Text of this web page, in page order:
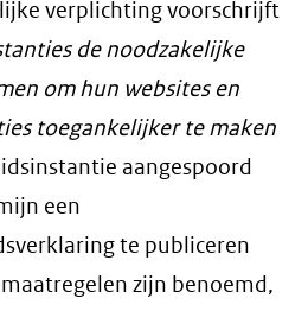
verplichting voorschrijft
de noodzakelijke
om hun websites en
toegankelijker te maken
aangespoord
een
te publiceren
zijn benoemd,